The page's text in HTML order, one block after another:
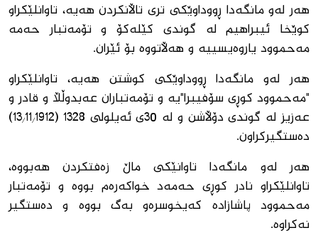
هەر لەو مانگەدا ڕووداوێكی تری تاڵانكردن هەیە، تاوانلێكراو
كوێخا ئیبراهیم لە گوندی كێلەكۆ و تۆمەتبار حەمە
مەحموود یاروەیسییە و هەڵاتووە بۆ ئێران.
هەر لەو مانگەدا ڕووداوێكی كوشتن هەیە، تاوانلێكراو
"مەحموود كوڕی سۆفیبرا"یە و تۆمەتباران عەبدوڵڵا و قادر و
عەزیز لە گوندی دۆڵاشن و لە 30ی ئەیلولی 1328 (13/11/1912)
دەستگیركراون.
هەر لەو مانگەدا تاوانێكی ماڵ زەفتكردن هەبووە،
تاوانلێكراو نادر كوڕی حەمەد خواكەرەم بووە و تۆمەتبار
مەحموود پاشازادە كەیخوسرەو بەگ بووە و دەستگیر
نەكراوە.